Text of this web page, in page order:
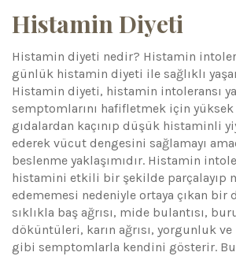
Histamin Diyeti
Histamin diyeti nedir? Histamin
günlük histamin diyeti ile sağlıklı
Histamin diyeti, histamin intoleransı
semptomlarını hafifletmek için
gıdalardan kaçınıp düşük histaminli
ederek vücut dengesini sağlamayı
beslenme yaklaşımıdır. Histamin
histamini etkili bir şekilde parçalayıp
edememesi nedeniyle ortaya çıkan bir
sıklıkla baş ağrısı, mide bulantısı,
döküntüleri, karın ağrısı, yorgunluk
gibi semptomlarla kendini gösterir.